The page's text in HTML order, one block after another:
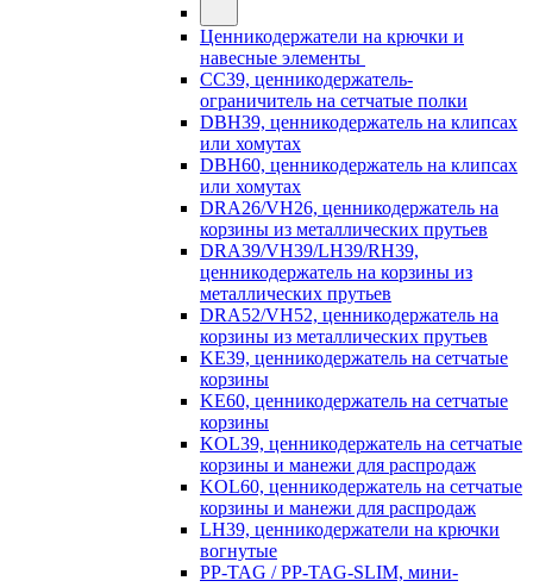
Ценникодержатели на крючки и
навесные элементы
CC39, ценникодержатель-
ограничитель на сетчатые полки
DBH39, ценникодержатель на клипсах
или хомутах
DBH60, ценникодержатель на клипсах
или хомутах
DRA26/VH26, ценникодержатель на
корзины из металлических прутьев
DRA39/VH39/LH39/RH39,
ценникодержатель на корзины из
металлических прутьев
DRA52/VH52, ценникодержатель на
корзины из металлических прутьев
KE39, ценникодержатель на сетчатые
корзины
KE60, ценникодержатель на сетчатые
корзины
KOL39, ценникодержатель на сетчатые
корзины и манежи для распродаж
KOL60, ценникодержатель на сетчатые
корзины и манежи для распродаж
LH39, ценникодержатели на крючки
вогнутые
PP-TAG / PP-TAG-SLIM, мини-